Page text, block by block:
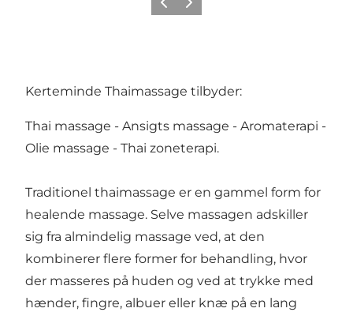
ForrigeNeste
Kerteminde Thaimassage tilbyder:
Thai massage - Ansigts massage - Aromaterapi -
Olie massage - Thai zoneterapi.
Traditionel thaimassage er en gammel form for
healende massage. Selve massagen adskiller
sig fra almindelig massage ved, at den
kombinerer flere former for behandling, hvor
der masseres på huden og ved at trykke med
hænder, fingre, albuer eller knæ på en lang